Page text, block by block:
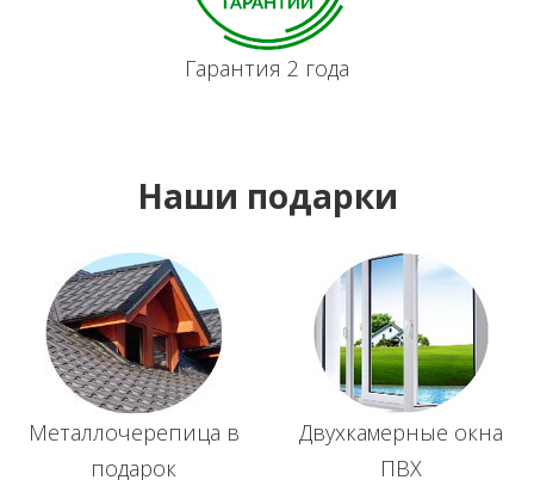
Гарантия 2 года
Наши подарки
Металлочерепица в
подарок
Двухкамерные окна
ПВХ